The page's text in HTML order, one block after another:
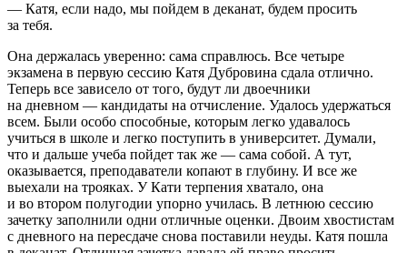
— Катя, если надо, мы пойдем в деканат, будем просить
за тебя.
Она держалась уверенно: сама справлюсь. Все четыре
экзамена в первую сессию Катя Дубровина сдала отлично.
Теперь все зависело от того, будут ли двоечники
на дневном — кандидаты на отчисление. Удалось удержаться
всем. Были особо способные, которым легко удавалось
учиться в школе и легко поступить в университет. Думали,
что и дальше учеба пойдет так же — сама собой. А тут,
оказывается, преподаватели копают в глубину. И все же
выехали на трояках. У Кати терпения хватало, она
и во втором полугодии упорно училась. В летнюю сессию
зачетку заполнили одни отличные оценки. Двоим хвостистам
с дневного на пересдаче снова поставили неуды. Катя пошла